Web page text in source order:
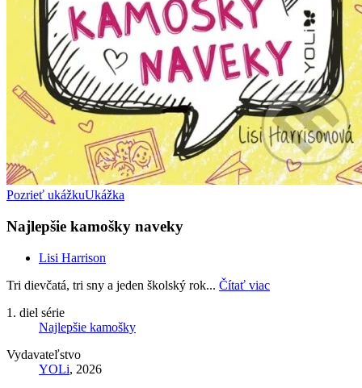
Pozrieť ukážkuUkážka
Najlepšie kamošky naveky
Lisi Harrison
Tri dievčatá, tri sny a jeden školský rok... Čítať viac
1. diel série
Najlepšie kamošky
Vydavateľstvo
YOLi, 2026